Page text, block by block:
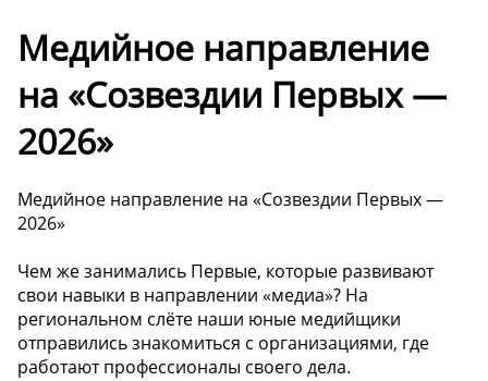
Медийное направление
на «Созвездии Первых —
2026»
Медийное направление на «Созвездии Первых —
2026»
Чем же занимались Первые, которые развивают
свои навыки в направлении «медиа»? На
региональном слёте наши юные медийщики
отправились знакомиться с организациями, где
работают профессионалы своего дела.